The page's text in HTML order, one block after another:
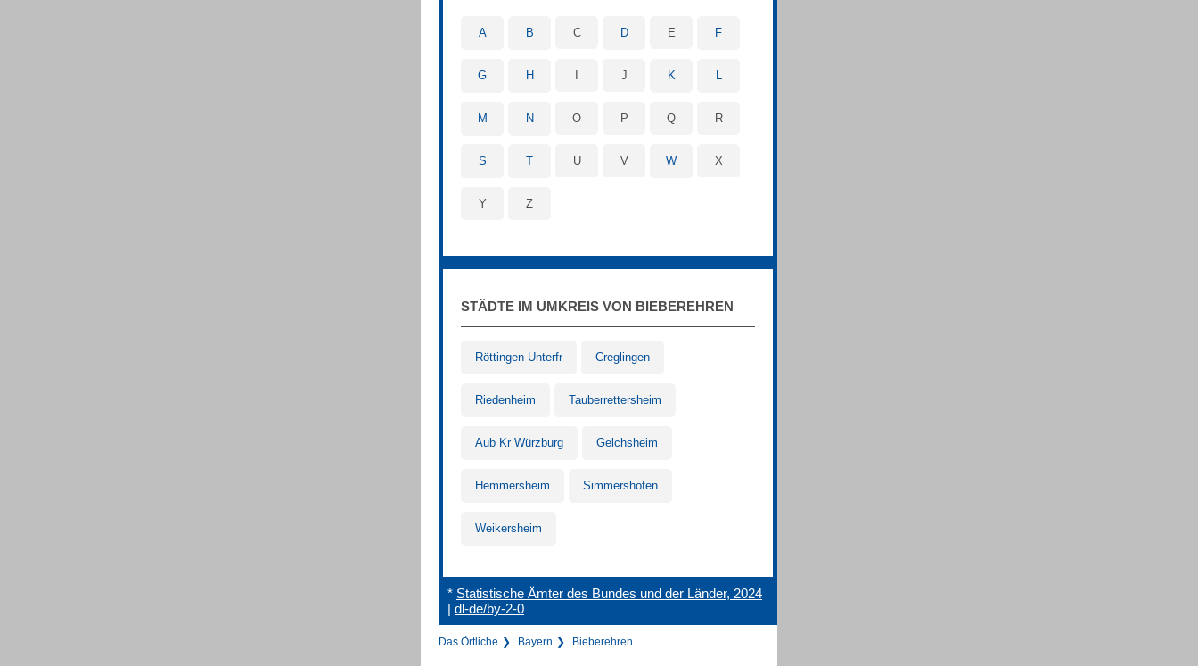
A B C D E F
G H J K L
M N O P Q R
S T U V W X
Y Z
STÄDTE IM UMKREIS VON BIEBEREHREN
Röttingen Unterfr Creglingen
Riedenheim Tauberrettersheim
Aub Kr Würzburg Gelchsheim
Hemmersheim Simmershofen
Weikersheim
* Statistische Ämter des Bundes und der Länder, 2024
| dl-de/by-2-0
Das Örtliche Bayern Bieberehren